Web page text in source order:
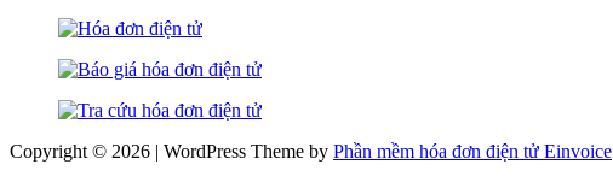
Copyright © 2026 | WordPress Theme by Phần mềm hóa đơn điện tử Einvoice